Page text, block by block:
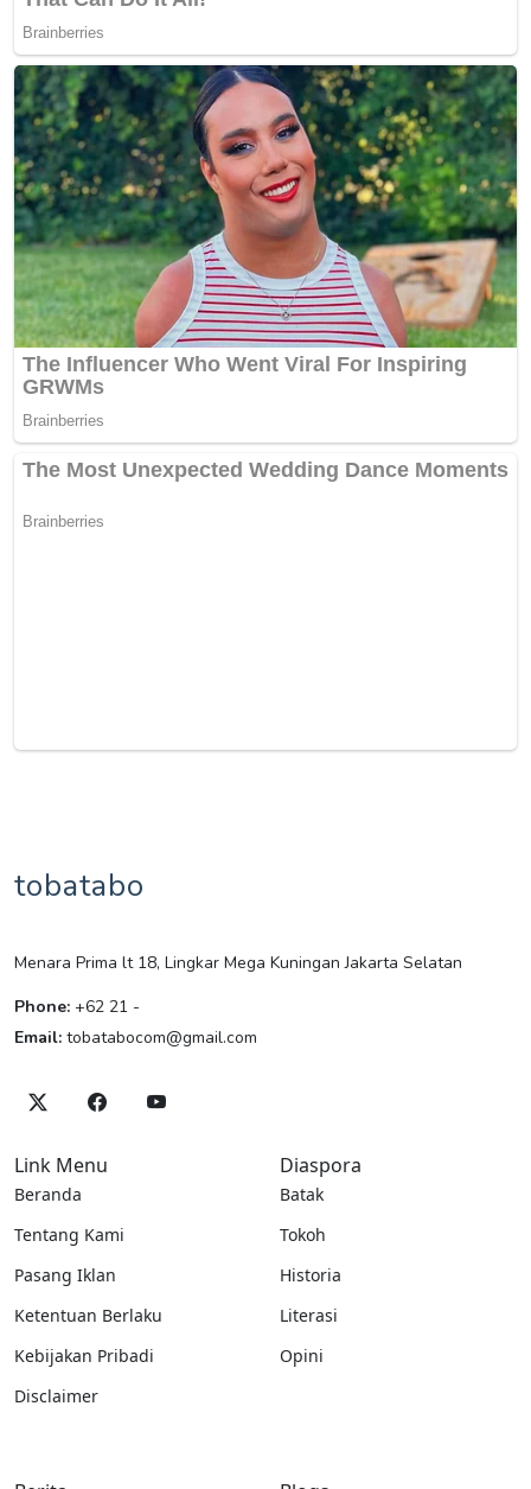
tobatabo
Menara Prima lt 18, Lingkar Mega Kuningan Jakarta Selatan
Phone: +62 21 -
Email: tobatabocom@gmail.com
Link Menu
Beranda
Tentang Kami
Pasang Iklan
Ketentuan Berlaku
Kebijakan Pribadi
Disclaimer
Diaspora
Batak
Tokoh
Historia
Literasi
Opini